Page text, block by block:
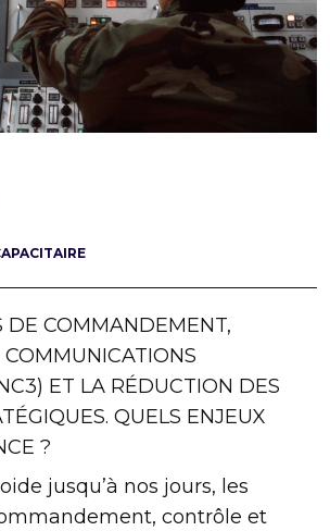
DE COMMANDEMENT,
ET LA RÉDUCTION DES
QUELS ENJEUX
?
jusqu’à nos jours, les
contrôle et